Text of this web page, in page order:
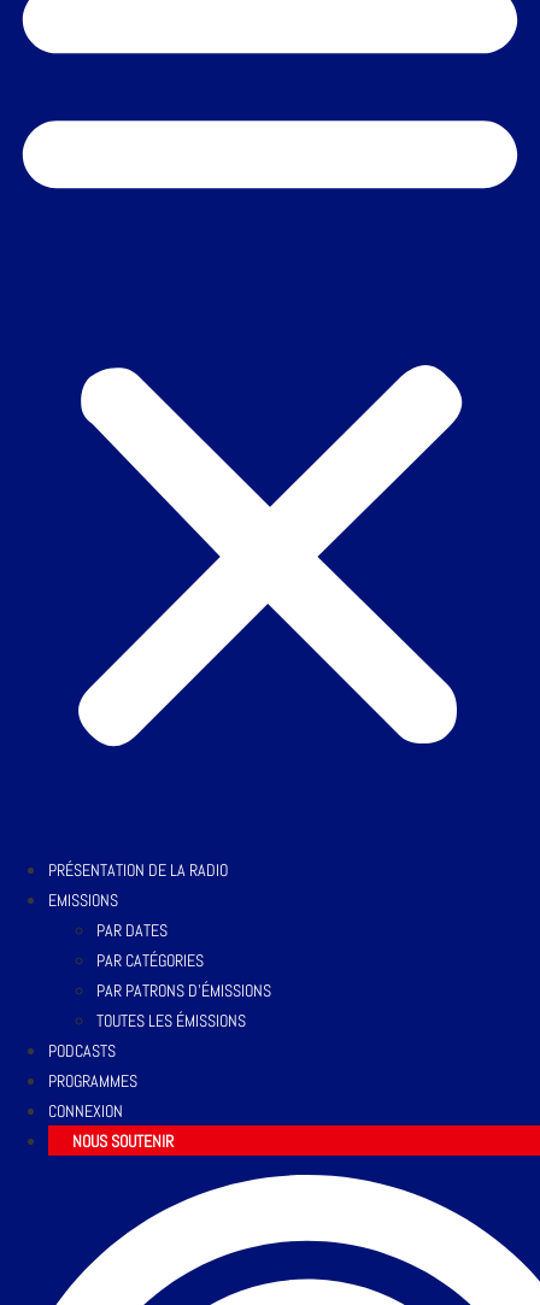
PRÉSENTATION DE LA RADIO
EMISSIONS
PAR DATES
PAR CATÉGORIES
PAR PATRONS D’ÉMISSIONS
TOUTES LES ÉMISSIONS
PODCASTS
PROGRAMMES
CONNEXION
NOUS SOUTENIR